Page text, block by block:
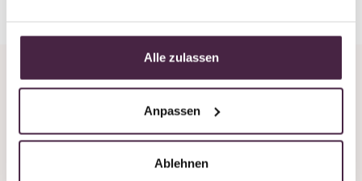
Alle zulassen
Anpassen
Ablehnen
Unternehmen
Rechtliche Hinweise